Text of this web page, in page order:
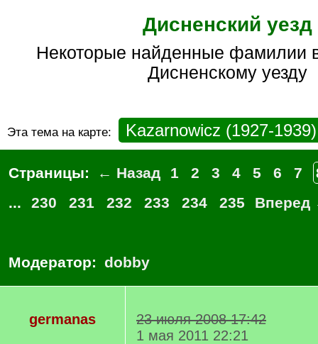
Дисненский уезд
некоторые найденные фамилии в архивах по
Дисненскому уезду
Эта тема на карте: Kazarnowicz (1927-1939)
Страницы: ← Назад 1 2 3 4 5 6 7
...
230 231 232 233 234 235 Вперед
Модератор: dobby
germanas
23 июля 2008 17:42
1 мая 2011 22:21